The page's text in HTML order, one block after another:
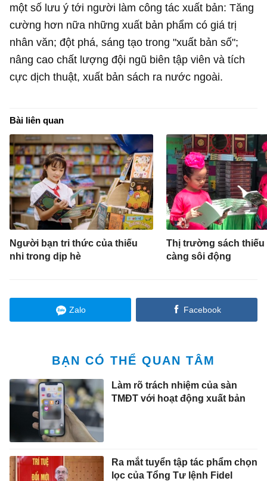
một số lưu ý tới người làm công tác xuất bản: Tăng
cường hơn nữa những xuất bản phẩm có giá trị
nhân văn; đột phá, sáng tạo trong "xuất bản số";
nâng cao chất lượng đội ngũ biên tập viên và tích
cực dịch thuật, xuất bản sách ra nước ngoài.
Bài liên quan
Người bạn tri thức của thiếu
nhi trong dịp hè
Thị trường sách thiếu
càng sôi động
Zalo Facebook
BẠN CÓ THỂ QUAN TÂM
Làm rõ trách nhiệm của sàn
TMĐT với hoạt động xuất bản
Ra mắt tuyển tập tác phẩm chọn
lọc của Tổng Tư lệnh Fidel